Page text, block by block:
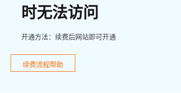
时无法访问
开通方法：续费后网站即可开通
续费流程帮助